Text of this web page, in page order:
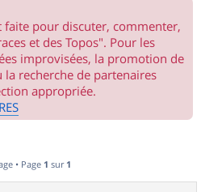
faite pour discuter, commenter,
et des Topos". Pour les
improvisées, la promotion de
recherche de partenaires
appropriée.
• Page 1 sur 1